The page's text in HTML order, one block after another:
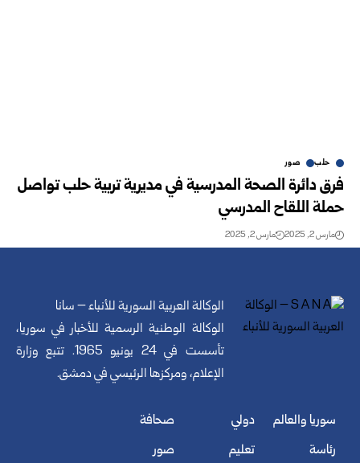
حلب صور
فرق دائرة الصحة المدرسية في مديرية تربية حلب تواصل
حملة اللقاح المدرسي
مارس 2, 2025 مارس 2, 2025
الوكالة العربية السورية للأنباء – سانا
الوكالة الوطنية الرسمية للأخبار في سوريا،
تأسست في 24 يونيو 1965. تتبع وزارة
الإعلام، ومركزها الرئيسي في دمشق.
سوريا والعالم
رئاسة
دولي
تعليم
صحافة
صور